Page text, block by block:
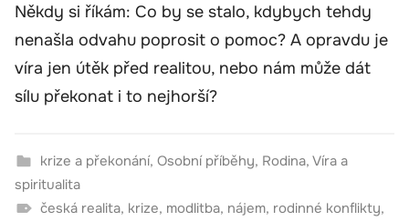
Někdy si říkám: Co by se stalo, kdybych tehdy
nenašla odvahu poprosit o pomoc? A opravdu je
víra jen útěk před realitou, nebo nám může dát
sílu překonat i to nejhorší?
krize a překonání, Osobní příběhy, Rodina, Víra a
spiritualita
česká realita, krize, modlitba, nájem, rodinné konflikty,